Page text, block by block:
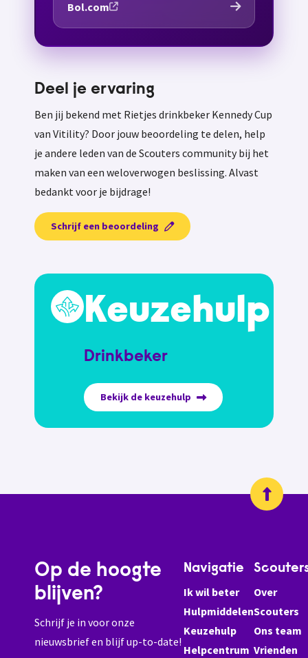
Bol.com
Deel je ervaring
Ben jij bekend met Rietjes drinkbeker Kennedy Cup
van Vitility? Door jouw beoordeling te delen, help
je andere leden van de Scouters community bij het
maken van een weloverwogen beslissing. Alvast
bedankt voor je bijdrage!
Schrijf een beoordeling
Keuzehulp
Drinkbeker
Bekijk de keuzehulp
Op de hoogte
blijven?
Schrijf je in voor onze
nieuwsbrief en blijf up-to-date!
Navigatie
Ik wil beter
Hulpmiddelen
Keuzehulp
Helpcentrum
Over
Scouters
Ons team
Vrienden